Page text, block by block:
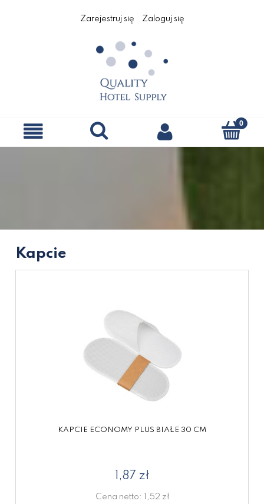
Zarejestruj się Zaloguj się
Kapcie
KAPCIE ECONOMY PLUS BIAŁE 30 CM
1,87 zł
Cena netto: 1,52 zł